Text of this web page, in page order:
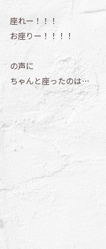
座れー！！！
お座りー！！！！
の声に
ちゃんと座ったのは…